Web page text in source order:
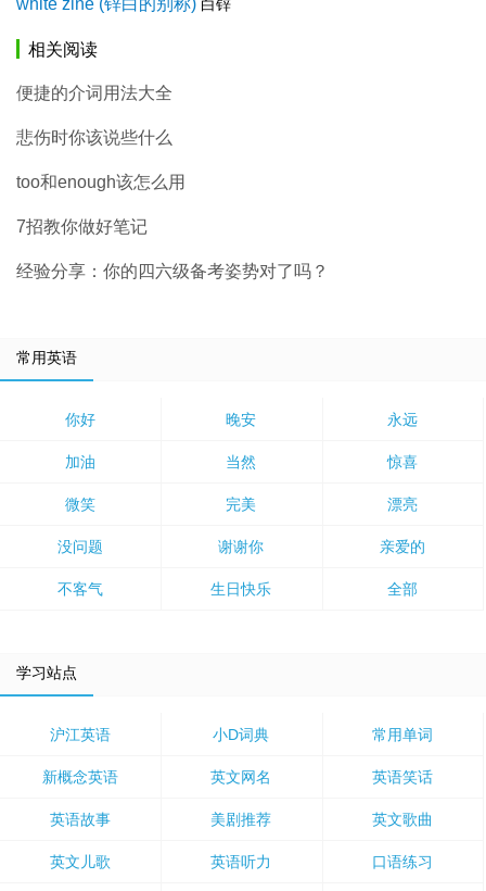
white zine (锌白的别称) 白锌
相关阅读
便捷的介词用法大全
悲伤时你该说些什么
too和enough该怎么用
7招教你做好笔记
经验分享：你的四六级备考姿势对了吗？
常用英语
你好 晚安 永远
加油 当然 惊喜
微笑 完美 漂亮
没问题 谢谢你 亲爱的
不客气 生日快乐 全部
学习站点
沪江英语 小D词典 常用单词
新概念英语 英文网名 英语笑话
英语故事 美剧推荐 英文歌曲
英文儿歌 英语听力 口语练习